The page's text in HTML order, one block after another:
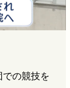
の競技を